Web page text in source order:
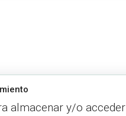
almacenar y/o